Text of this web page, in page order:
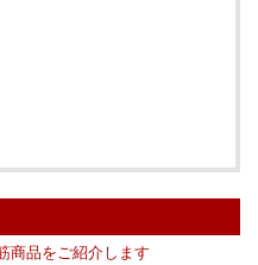
商品をご紹介します